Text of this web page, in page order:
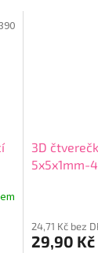
3D
5x5x1mm-
24,71 Kč bez
29,90 Kč